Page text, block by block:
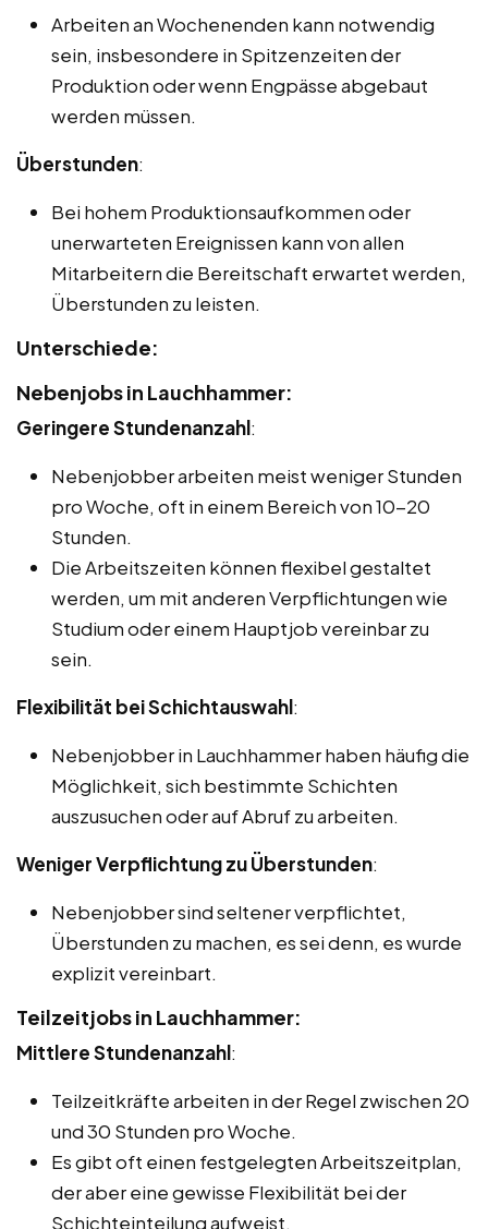
Arbeiten an Wochenenden kann notwendig
sein, insbesondere in Spitzenzeiten der
Produktion oder wenn Engpässe abgebaut
werden müssen.
Überstunden:
Bei hohem Produktionsaufkommen oder
unerwarteten Ereignissen kann von allen
Mitarbeitern die Bereitschaft erwartet werden,
Überstunden zu leisten.
Unterschiede:
Nebenjobs in Lauchhammer:
Geringere Stundenanzahl:
Nebenjobber arbeiten meist weniger Stunden
pro Woche, oft in einem Bereich von 10-20
Stunden.
Die Arbeitszeiten können flexibel gestaltet
werden, um mit anderen Verpflichtungen wie
Studium oder einem Hauptjob vereinbar zu
sein.
Flexibilität bei Schichtauswahl:
Nebenjobber in Lauchhammer haben häufig die
Möglichkeit, sich bestimmte Schichten
auszusuchen oder auf Abruf zu arbeiten.
Weniger Verpflichtung zu Überstunden:
Nebenjobber sind seltener verpflichtet,
Überstunden zu machen, es sei denn, es wurde
explizit vereinbart.
Teilzeitjobs in Lauchhammer:
Mittlere Stundenanzahl:
Teilzeitkräfte arbeiten in der Regel zwischen 20
und 30 Stunden pro Woche.
Es gibt oft einen festgelegten Arbeitszeitplan,
der aber eine gewisse Flexibilität bei der
Schichteinteilung aufweist.